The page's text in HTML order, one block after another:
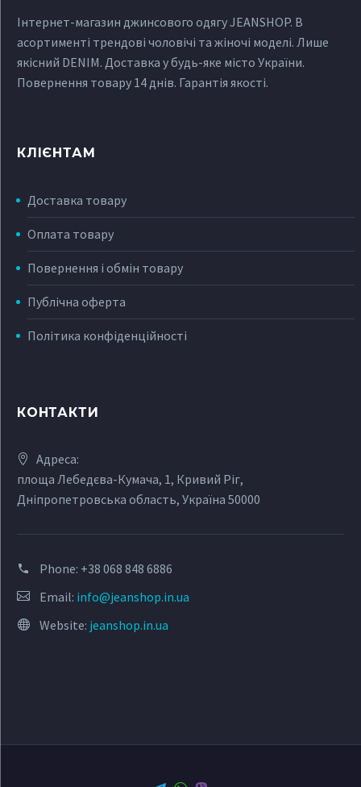
Інтернет-магазин джинсового одягу JEANSHOP. В
асортименті трендові чоловічі та жіночі моделі. Лише
якісний DENIM. Доставка у будь-яке місто України.
Повернення товару 14 днів. Гарантія якості.
КЛІЄНТАМ
Доставка товару
Оплата товару
Повернення і обмін товару
Публічна оферта
Політика конфіденційності
КОНТАКТИ
Адреса:
площа Лебедєва-Кумача, 1, Кривий Ріг,
Дніпропетровська область, Україна 50000
Phone: +38 068 848 6886
Email: info@jeanshop.in.ua
Website: jeanshop.in.ua